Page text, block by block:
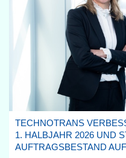
TECHNOTRANS
1. HALBJAHR 2026 UND
AUFTRAGSBESTAND